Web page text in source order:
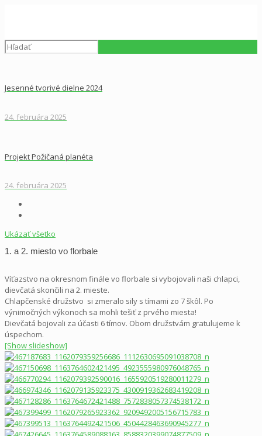
Jesenné tvorivé dielne 2024
24. februára 2025
Projekt Požičaná planéta
24. februára 2025
Ukázať všetko
1. a 2. miesto vo florbale
Víťazstvo na okresnom finále vo florbale si vybojovali naši chlapci,
dievčatá skončili na 2. mieste.
Chlapčenské družstvo si zmeralo sily s tímami zo 7 škôl. Po
výnimočných výkonoch sa mohli tešiť z prvého miesta!
Dievčatá bojovali za účasti 6 tímov. Obom družstvám gratulujeme k
úspechom.
[Show slideshow]